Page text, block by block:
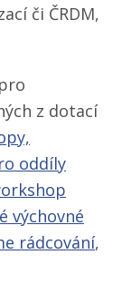
či ČRDM,
z dotací
oddíly
výchovné
rádcování,